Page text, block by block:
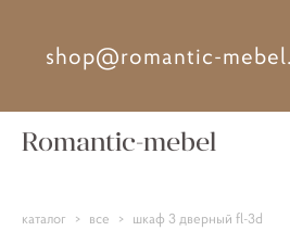
shop@romantic-
Romantic-mebel
каталог > все > шкаф 3 дверный fl-3d